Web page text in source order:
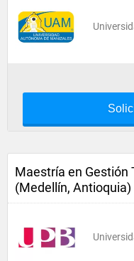
Maestría en Gestión
(Medellín, Antioquia)